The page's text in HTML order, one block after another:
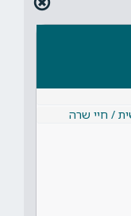
/ חיי שרה